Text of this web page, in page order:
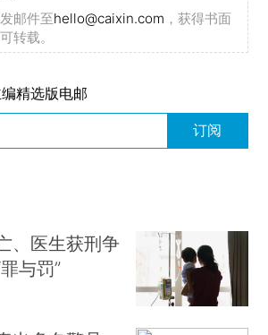
邮件至hello@caixin.com ，获得书面
转载。
精选版电邮
订阅
、医生获刑争
与罚”